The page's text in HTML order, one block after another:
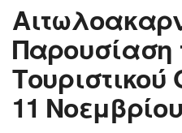
Παρουσίαση
Τουριστικού
11 Νοεμβρίου